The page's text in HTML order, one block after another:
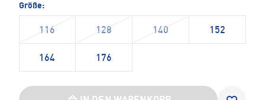
Größe:
116 128 140 152
164 176